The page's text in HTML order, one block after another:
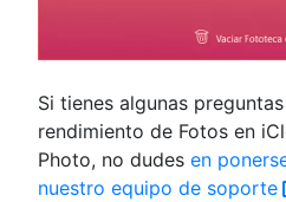
Si tienes algunas
rendimiento de Fotos en
Photo, no dudes en
nuestro equipo de soporte